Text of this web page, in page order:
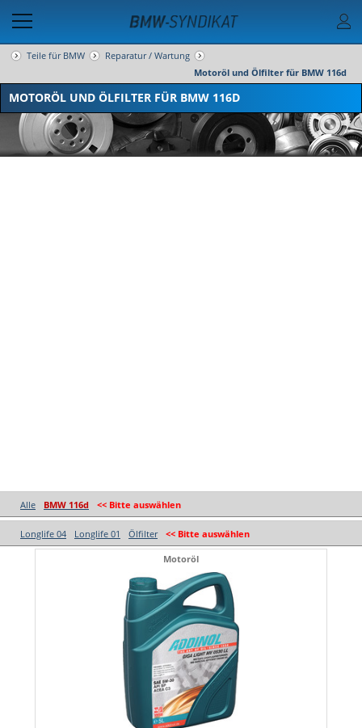
Teile für BMW
Reparatur / Wartung
Motoröl und Ölfilter für BMW 116d
MOTORÖL UND ÖLFILTER FÜR BMW 116D
Alle BMW 116d << Bitte auswählen
Longlife 04 Longlife 01 Ölfilter << Bitte auswählen
Motoröl